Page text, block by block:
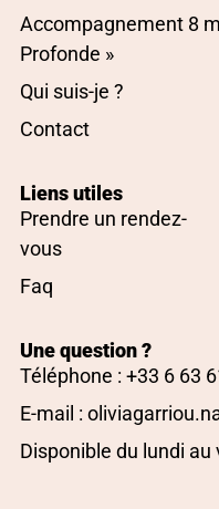
Accompagnement 8
Profonde »
Qui suis-je ?
Contact
Liens utiles
Prendre un rendez-
vous
Faq
Une question ?
Téléphone : +33 6 63
E-mail :
Disponible du lundi